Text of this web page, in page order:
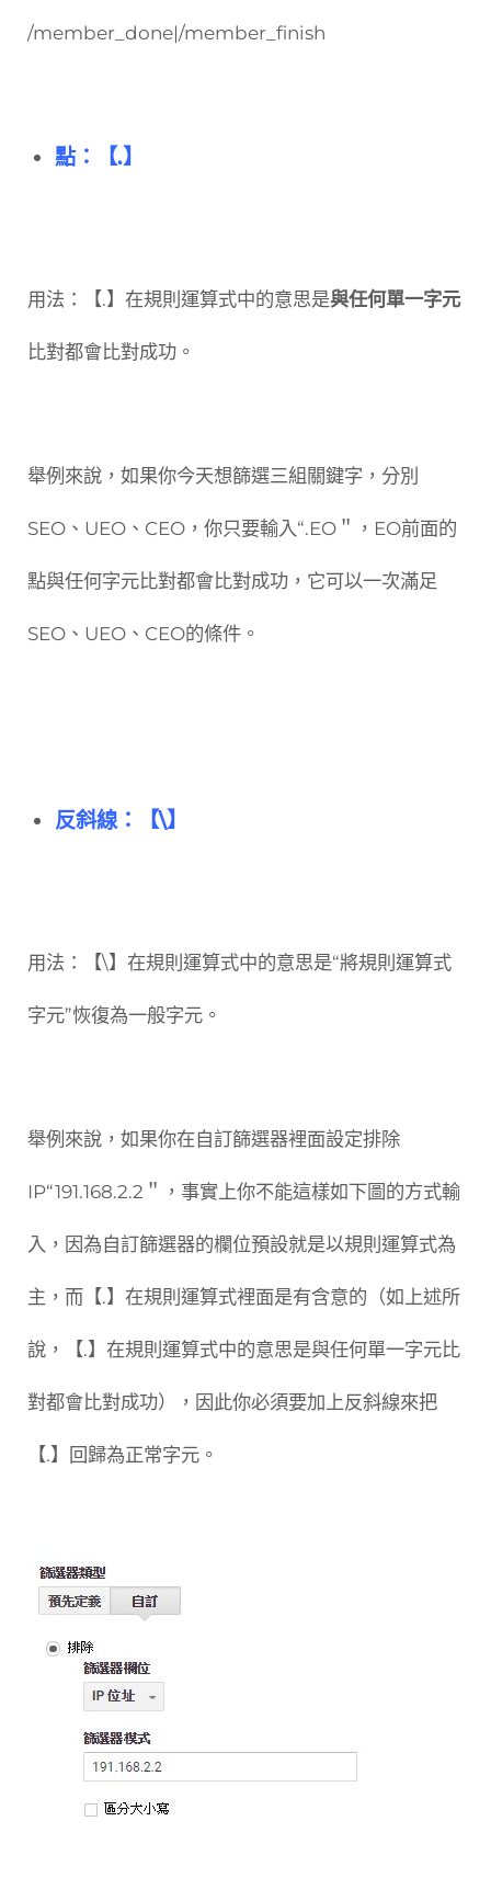
/member_done|/member_finish
點：【.】
用法：【.】在規則運算式中的意思是與任何單一字元
比對都會比對成功。
舉例來說，如果你今天想篩選三組關鍵字，分別
SEO、UEO、CEO，你只要輸入“.EO＂，EO前面的
點與任何字元比對都會比對成功，它可以一次滿足
SEO、UEO、CEO的條件。
反斜線：【\】
用法：【\】在規則運算式中的意思是“將規則運算式
字元”恢復為一般字元。
舉例來說，如果你在自訂篩選器裡面設定排除
IP“191.168.2.2＂，事實上你不能這樣如下圖的方式輸
入，因為自訂篩選器的欄位預設就是以規則運算式為
主，而【.】在規則運算式裡面是有含意的（如上述所
說，【.】在規則運算式中的意思是與任何單一字元比
對都會比對成功），因此你必須要加上反斜線來把
【.】回歸為正常字元。